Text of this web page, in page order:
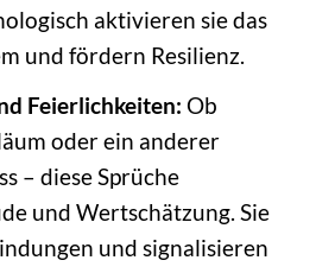
aktivieren sie das
und fördern Resilienz.
Feierlichkeiten: Ob
oder ein anderer
– diese Sprüche
und Wertschätzung. Sie
und signalisieren